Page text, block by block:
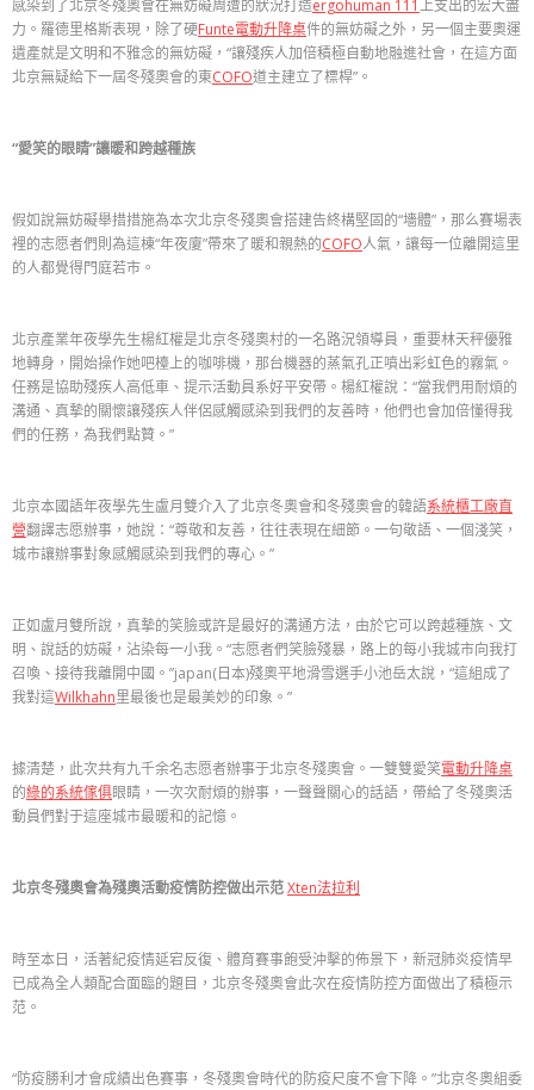
感染到了北京冬殘奧會在無妨礙周遭的狀況打造ergohuman 111上支出的宏大盡
力。羅德里格斯表現，除了硬Funte電動升降桌件的無妨礙之外，另一個主要奧運
遺產就是文明和不雅念的無妨礙，“讓殘疾人加倍積極自動地融進社會，在這方面
北京無疑給下一屆冬殘奧會的東COFO道主建立了標桿”。
“愛笑的眼睛”讓暖和跨越種族
假如說無妨礙舉措措施為本次北京冬殘奧會搭建告終構堅固的“墻體”，那么賽場表
裡的志愿者們則為這棟“年夜廈”帶來了暖和親熱的COFO人氣，讓每一位離開這里
的人都覺得門庭若市。
北京產業年夜學先生楊紅權是北京冬殘奧村的一名路況領導員，重要林天秤優雅
地轉身，開始操作她吧檯上的咖啡機，那台機器的蒸氣孔正噴出彩虹色的霧氣。
任務是協助殘疾人高低車、提示活動員系好平安帶。楊紅權說：“當我們用耐煩的
溝通、真摯的關懷讓殘疾人伴侶感觸感染到我們的友善時，他們也會加倍懂得我
們的任務，為我們點贊。”
北京本國語年夜學先生盧月雙介入了北京冬奧會和冬殘奧會的韓語系統櫃工廠直
營翻譯志愿辦事，她說：“尊敬和友善，往往表現在細節。一句敬語、一個淺笑，
城市讓辦事對象感觸感染到我們的專心。”
正如盧月雙所說，真摯的笑臉或許是最好的溝通方法，由於它可以跨越種族、文
明、說話的妨礙，沾染每一小我。“志愿者們笑臉殘暴，路上的每小我城市向我打
召喚、接待我離開中國。”japan(日本)殘奧平地滑雪選手小池岳太說，“這組成了
我對這Wilkhahn里最後也是最美妙的印象。”
據清楚，此次共有九千余名志愿者辦事于北京冬殘奧會。一雙雙愛笑電動升降桌
的綠的系統傢俱眼睛，一次次耐煩的辦事，一聲聲關心的話語，帶給了冬殘奧活
動員們對于這座城市最暖和的記憶。
北京冬殘奧會為殘奧活動疫情防控做出示范Xten法拉利
時至本日，活著紀疫情延宕反復、體育賽事飽受沖擊的佈景下，新冠肺炎疫情早
已成為全人類配合面臨的題目，北京冬殘奧會此次在疫情防控方面做出了積極示
范。
“防疫勝利才會成績出色賽事，冬殘奧會時代的防疫尺度不會下降。”北京冬奧組委